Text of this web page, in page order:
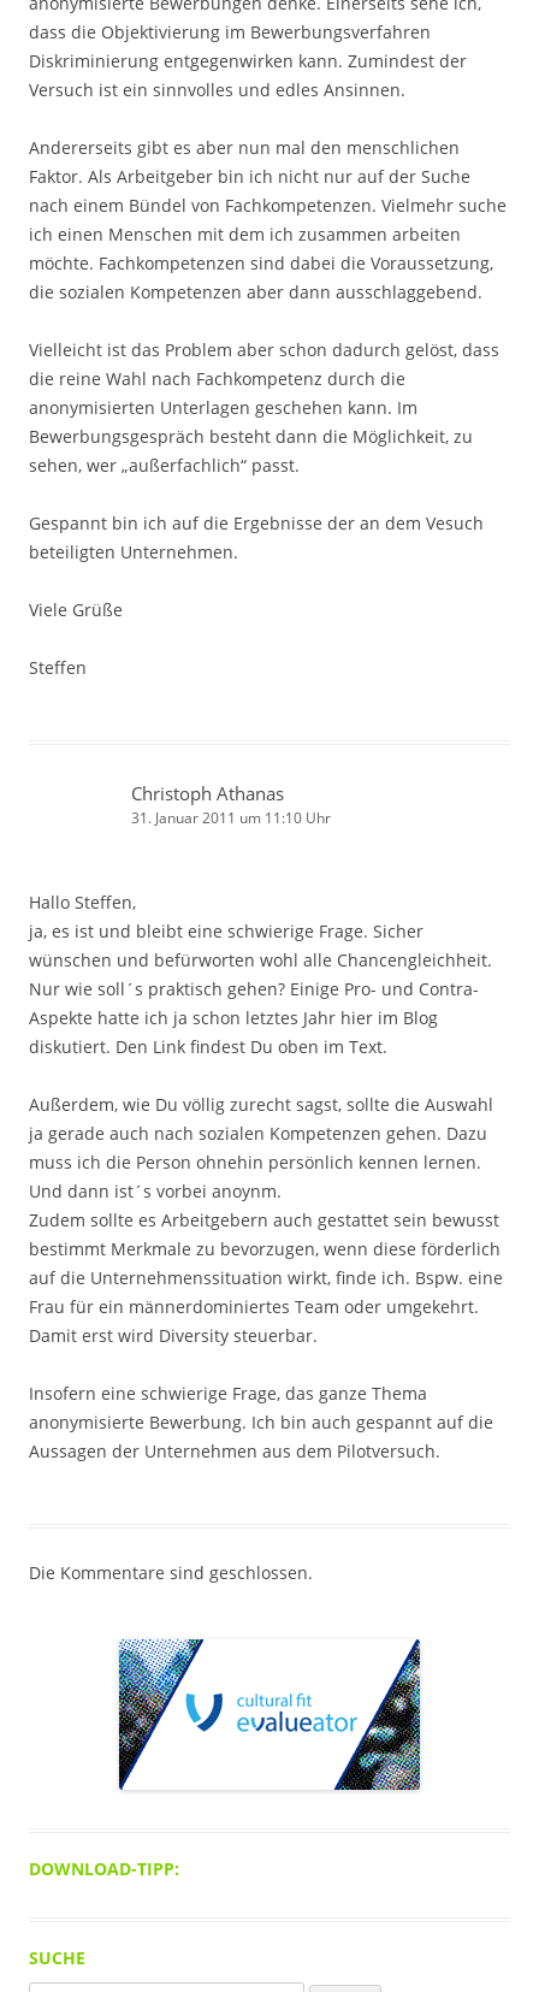
dass die Objektivierung im Bewerbungsverfahren
Diskriminierung entgegenwirken kann. Zumindest der
Versuch ist ein sinnvolles und edles Ansinnen.
Andererseits gibt es aber nun mal den menschlichen
Faktor. Als Arbeitgeber bin ich nicht nur auf der Suche
nach einem Bündel von Fachkompetenzen. Vielmehr suche
ich einen Menschen mit dem ich zusammen arbeiten
möchte. Fachkompetenzen sind dabei die Voraussetzung,
die sozialen Kompetenzen aber dann ausschlaggebend.
Vielleicht ist das Problem aber schon dadurch gelöst, dass
die reine Wahl nach Fachkompetenz durch die
anonymisierten Unterlagen geschehen kann. Im
Bewerbungsgespräch besteht dann die Möglichkeit, zu
sehen, wer „außerfachlich“ passt.
Gespannt bin ich auf die Ergebnisse der an dem Vesuch
beteiligten Unternehmen.
Viele Grüße
Steffen
Christoph Athanas
31. Januar 2011 um 11:10 Uhr
Hallo Steffen,
ja, es ist und bleibt eine schwierige Frage. Sicher
wünschen und befürworten wohl alle Chancengleichheit.
Nur wie soll´s praktisch gehen? Einige Pro- und Contra-
Aspekte hatte ich ja schon letztes Jahr hier im Blog
diskutiert. Den Link findest Du oben im Text.
Außerdem, wie Du völlig zurecht sagst, sollte die Auswahl
ja gerade auch nach sozialen Kompetenzen gehen. Dazu
muss ich die Person ohnehin persönlich kennen lernen.
Und dann ist´s vorbei anoynm.
Zudem sollte es Arbeitgebern auch gestattet sein bewusst
bestimmt Merkmale zu bevorzugen, wenn diese förderlich
auf die Unternehmenssituation wirkt, finde ich. Bspw. eine
Frau für ein männerdominiertes Team oder umgekehrt.
Damit erst wird Diversity steuerbar.
Insofern eine schwierige Frage, das ganze Thema
anonymisierte Bewerbung. Ich bin auch gespannt auf die
Aussagen der Unternehmen aus dem Pilotversuch.
Die Kommentare sind geschlossen.
DOWNLOAD-TIPP:
SUCHE